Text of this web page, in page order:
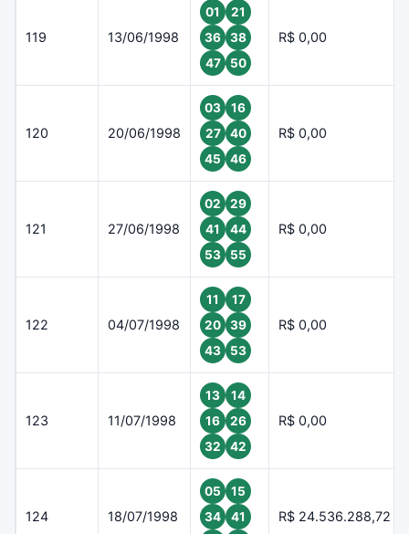
119 13/06/1998
01
21
36
38
47
50
R$ 0,00
120 20/06/1998
03
16
27
40
45
46
R$ 0,00
121 27/06/1998
02
29
41
44
53
55
R$ 0,00
122 04/07/1998
11
17
20
39
43
53
R$ 0,00
123 11/07/1998
13
14
16
26
32
42
R$ 0,00
124 18/07/1998
05
15
34
41
R$ 24.536.288,72